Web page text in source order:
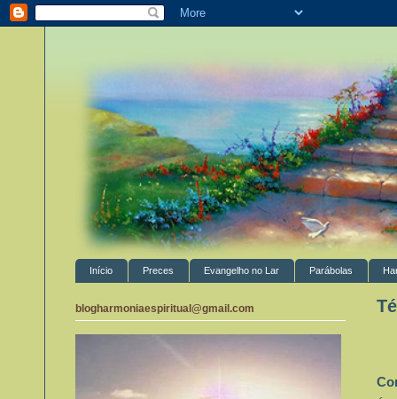
Início Preces Evangelho no Lar Parábolas
blogharmoniaespiritual@gmail.com